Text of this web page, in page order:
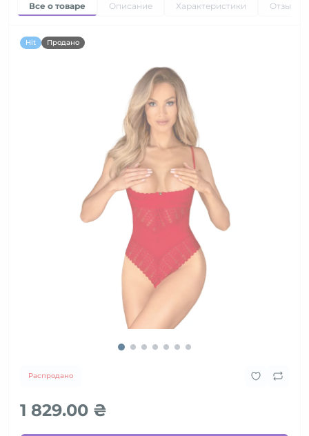
Все о товаре Описание Характеристики Отзывы
Hit Продано
Распродано
1 829.00 ₴